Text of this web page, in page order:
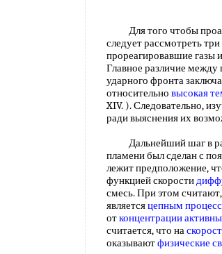
Для того чтобы
следует рассмотреть
прореагировавшие газы
Главное различие
ударного фронта
относительно высокая
XIV. ). Следовательно,
ради выяснения их
Дальнейший шаг в
пламени был сделан с
лежит предположение,
функцией скорости
смесь. При этом
являетсяцепным
отконцентрации
считается, что на
оказываютфизические